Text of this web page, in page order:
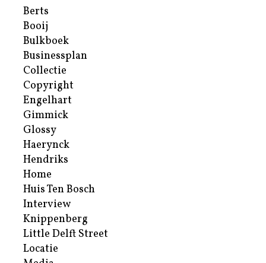
Berts
Booij
Bulkboek
Businessplan
Collectie
Copyright
Engelhart
Gimmick
Glossy
Haerynck
Hendriks
Home
Huis Ten Bosch
Interview
Knippenberg
Little Delft Street
Locatie